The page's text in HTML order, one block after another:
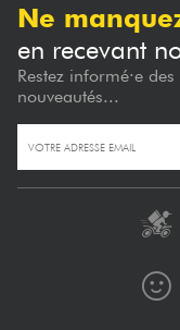
Ne
en recevant
Restez informé·e
nouveautés...